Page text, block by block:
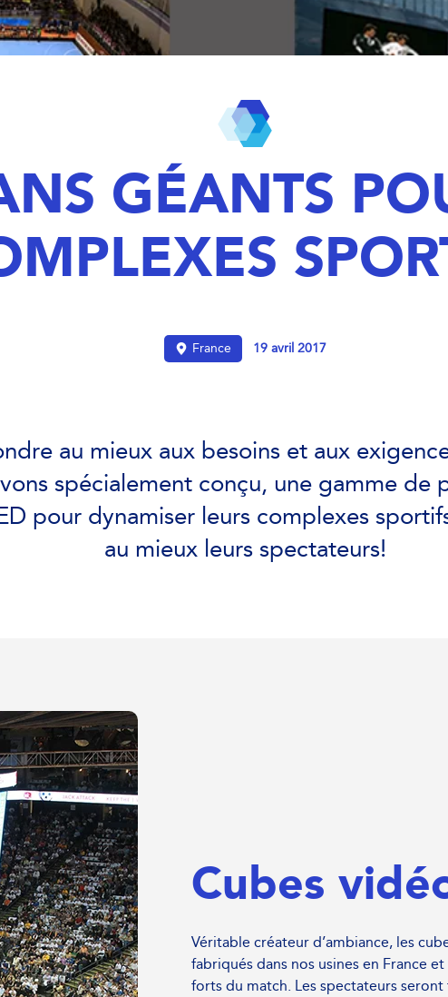
GÉANTS
France 19 avril 2017
au mieux aux besoins et aux
spécialement conçu, une gamme de
pour dynamiser leurs complexes
au mieux leurs spectateurs!
Cubes
Véritable créateur d’ambiance, les
fabriqués dans nos usines en France
forts du match. Les spectateurs